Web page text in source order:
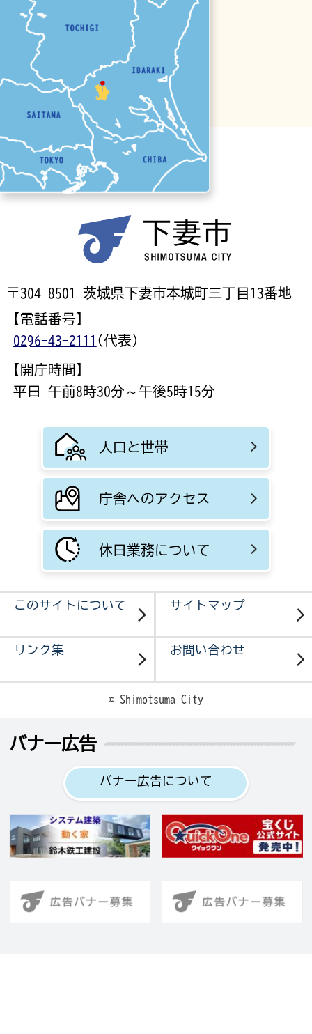
〒304-8501 茨城県下妻市本城町三丁目13番地
【電話番号】
0296-43-2111 (代表)
【開庁時間】
平日 午前8時30分～午後5時15分
人口と世帯
庁舎へのアクセス
休日業務について
このサイトについて サイトマップ
リンク集 お問い合わせ
© Shimotsuma City
バナー広告
バナー広告について